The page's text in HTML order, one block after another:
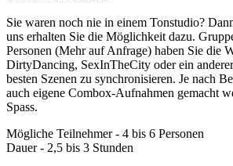
Sie waren noch nie in einem Tonstudio?
uns erhalten Sie die Möglichkeit dazu.
Personen (Mehr auf Anfrage) haben Sie die
DirtyDancing, SexInTheCity oder ein
besten Szenen zu synchronisieren. Je nach
auch eigene Combox-Aufnahmen gemacht
Spass.
Mögliche Teilnehmer - 4 bis 6 Personen
Dauer - 2,5 bis 3 Stunden